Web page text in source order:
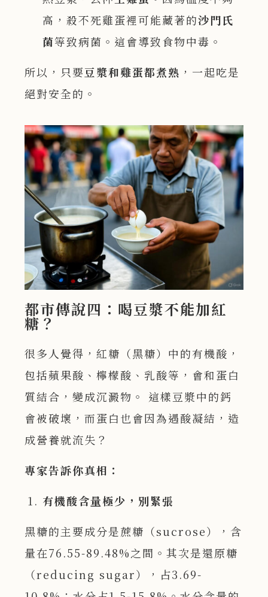
高，殺不死雞蛋裡可能藏著的沙門氏
菌等致病菌。這會導致食物中毒。
所以，只要豆漿和雞蛋都煮熟 ，一起吃是
絕對安全的。
都市傳說四：喝豆漿不能加紅
糖？
很多人覺得，紅糖（黑糖）中的有機酸，
包括蘋果酸、檸檬酸、乳酸等，會和蛋白
質結合，變成沉澱物。 這樣豆漿中的鈣
會被破壞，而蛋白也會因為遇酸凝結，造
成營養就流失？
專家告訴你真相：
有機酸含量極少，別緊張
黑糖的主要成分是蔗糖（sucrose），含
量在76.55-89.48%之間。其次是還原糖
（reducing sugar），占3.69-